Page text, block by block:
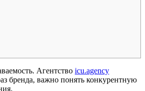
Агентство icu.agency
бренда, важно понять конкурентную